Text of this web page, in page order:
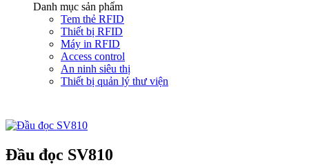
Danh mục sản phẩm
Tem thẻ RFID
Thiết bị RFID
Máy in RFID
Access control
An ninh siêu thị
Thiết bị quản lý thư viện
Đầu đọc SV810